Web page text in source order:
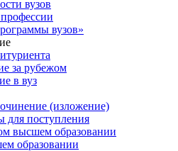
вузов
вузов»
за рубежом
в вуз
(изложение)
поступления
высшем образовании
образовании